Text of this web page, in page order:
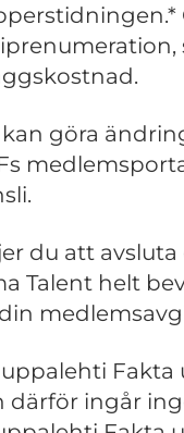
kan göra
du att
Talent helt
därför ingår